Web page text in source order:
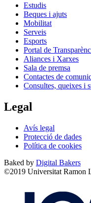
Estudis
Beques i ajuts
Mobilitat
Serveis
Esports
Portal de
Aliances i Xarxes
Sala de premsa
Contactes de
Consultes, queixes i
Legal
Avís legal
Protecció de dades
Política de cookies
Baked by Digital Bakers
©2019 Universitat Ramon